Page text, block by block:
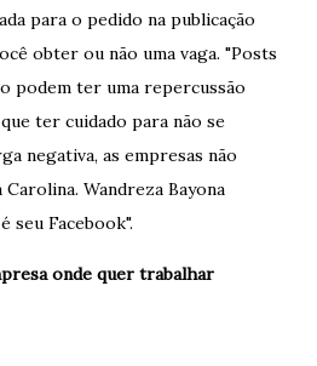
para o pedido na publicação
obter ou não uma vaga. "Posts
podem ter uma repercussão
ter cuidado para não se
negativa, as empresas não
Wandreza Bayona
seu Facebook".
onde quer trabalhar